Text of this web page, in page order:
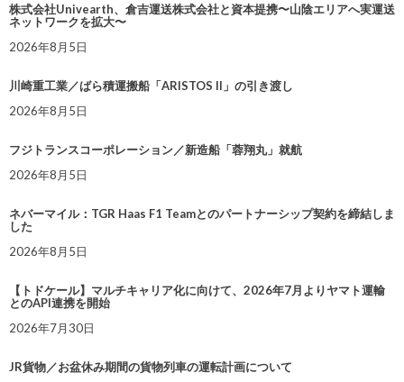
株式会社Univearth、倉吉運送株式会社と資本提携〜山陰エリアへ実運送
ネットワークを拡大〜
2026年8月5日
川崎重工業／ばら積運搬船「ARISTOS II」の引き渡し
2026年8月5日
フジトランスコーポレーション／新造船「蓉翔丸」就航
2026年8月5日
ネバーマイル：TGR Haas F1 Teamとのパートナーシップ契約を締結しま
した
2026年8月5日
【トドケール】マルチキャリア化に向けて、2026年7月よりヤマト運輸
とのAPI連携を開始
2026年7月30日
JR貨物／お盆休み期間の貨物列車の運転計画について